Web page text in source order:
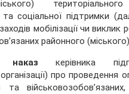
та соціальної підтримки
мобілізації чи виклик
районного
наказ керівника
про проведення
та